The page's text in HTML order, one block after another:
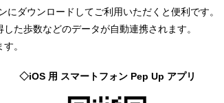
ダウンロードしてご利用いただくと便利です。
た歩数などのデータが自動連携されます。
。
◇iOS 用 スマートフォン Pep Up アプリ